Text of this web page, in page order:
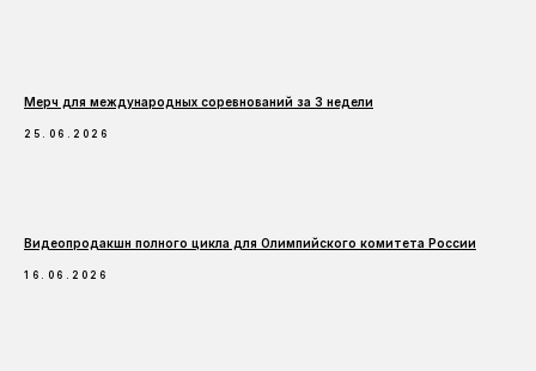
СПОРТ & ФИТНЕС
Мерч для международных соревнований за 3 недели
25.06.2026
ДРУГОЕ
Видеопродакшн полного цикла для Олимпийского комитета России
16.06.2026